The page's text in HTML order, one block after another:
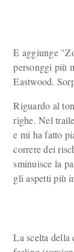
E aggiunge
personggi più
Eastwood.
Riguardo al
righe. Nel
e mi ha fatto
correre dei
sminuisce la
gli aspetti più
La scelta della